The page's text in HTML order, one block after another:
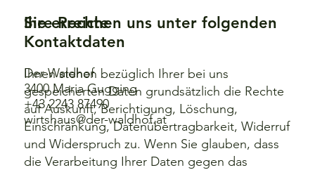
Ihre Rechte
Ihnen stehen bezüglich Ihrer bei uns
gespeicherten Daten grundsätzlich die Rechte
auf Auskunft, Berichtigung, Löschung,
Einschränkung, Datenübertragbarkeit, Widerruf
und Widerspruch zu. Wenn Sie glauben, dass
die Verarbeitung Ihrer Daten gegen das
Sie erreichen uns unter folgenden
Kontaktdaten
Der Waldhof
3400 Maria Gugging
+43 2243 87490
wirtshaus@der-waldhof.at